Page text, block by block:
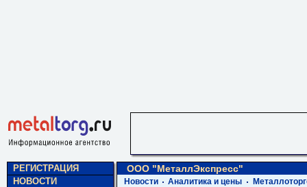
РЕГИСТРАЦИЯ
НОВОСТИ
ООО "МеталлЭкспресс"
Новости Аналитика и цены